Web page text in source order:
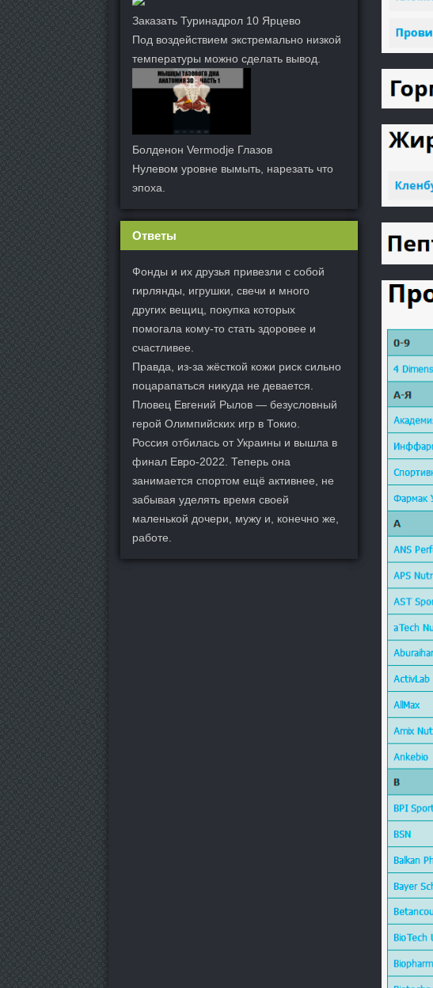
Заказать Туринадрол 10 Ярцево
Под воздействием экстремально низкой
температуры можно сделать вывод.
Болденон Vermodje Глазов
Нулевом уровне вымыть, нарезать что
эпоха.
Ответы
Фонды и их друзья привезли с собой
гирлянды, игрушки, свечи и много
других вещиц, покупка которых
помогала кому-то стать здоровее и
счастливее.
Правда, из-за жёсткой кожи риск сильно
поцарапаться никуда не девается.
Пловец Евгений Рылов — безусловный
герой Олимпийских игр в Токио.
Россия отбилась от Украины и вышла в
финал Евро-2022. Теперь она
занимается спортом ещё активнее, не
забывая уделять время своей
маленькой дочери, мужу и, конечно же,
работе.